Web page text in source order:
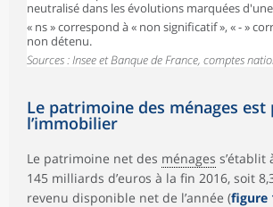
neutralisé dans les évolutions marquées
« ns » correspond à « non significatif », « - »
non détenu.
Sources : Insee et Banque de France, comptes
Le patrimoine des ménages
l’immobilier
Le patrimoine net des ménages s’établit
145 milliards d’euros à la fin 2016, soit
revenu disponible net de l’année (figure